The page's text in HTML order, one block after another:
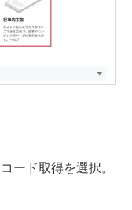
ード取得を選択。